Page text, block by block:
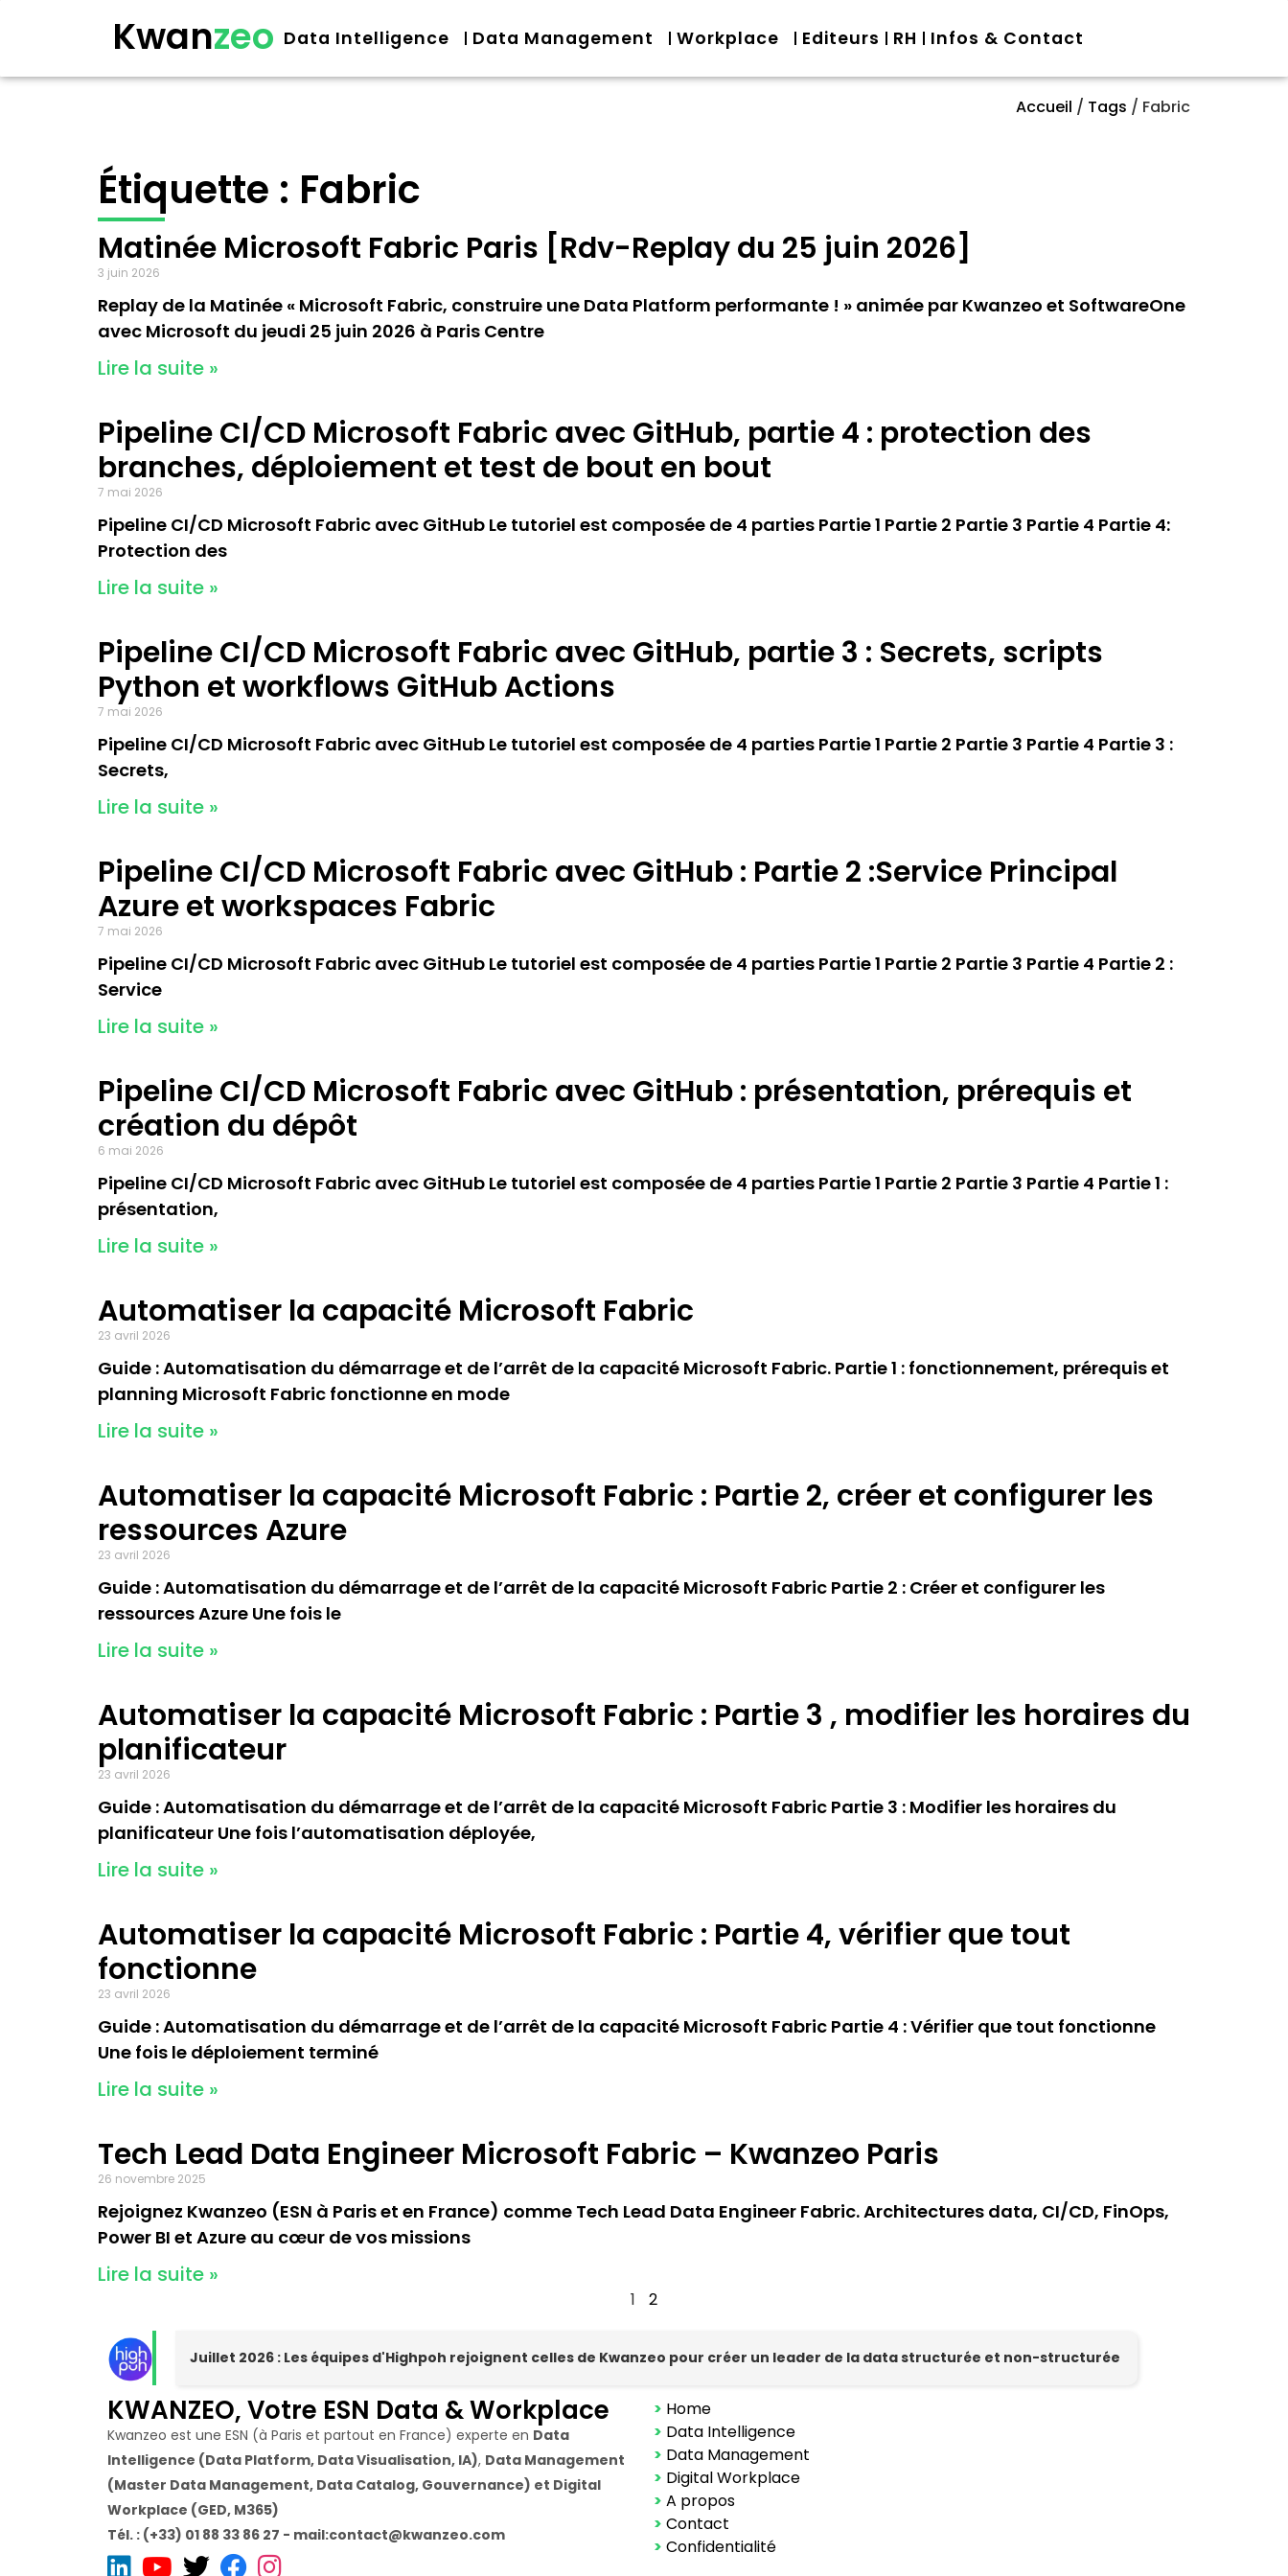
Kwanzeo Data Intelligence Data Management Workplace Editeurs RH Infos & Contact
Accueil / Tags / Fabric
Étiquette : Fabric
Matinée Microsoft Fabric Paris [Rdv-Replay du 25 juin 2026]
3 juin 2026
Replay de la Matinée « Microsoft Fabric, construire une Data Platform performante ! » animée par Kwanzeo et SoftwareOne
avec Microsoft du jeudi 25 juin 2026 à Paris Centre
Lire la suite »
Pipeline CI/CD Microsoft Fabric avec GitHub, partie 4 : protection des
branches, déploiement et test de bout en bout
7 mai 2026
Pipeline CI/CD Microsoft Fabric avec GitHub Le tutoriel est composée de 4 parties Partie 1 Partie 2 Partie 3 Partie 4 Partie 4:
Protection des
Lire la suite »
Pipeline CI/CD Microsoft Fabric avec GitHub, partie 3 : Secrets, scripts
Python et workflows GitHub Actions
7 mai 2026
Pipeline CI/CD Microsoft Fabric avec GitHub Le tutoriel est composée de 4 parties Partie 1 Partie 2 Partie 3 Partie 4 Partie 3 :
Secrets,
Lire la suite »
Pipeline CI/CD Microsoft Fabric avec GitHub : Partie 2 :Service Principal
Azure et workspaces Fabric
7 mai 2026
Pipeline CI/CD Microsoft Fabric avec GitHub Le tutoriel est composée de 4 parties Partie 1 Partie 2 Partie 3 Partie 4 Partie 2 :
Service
Lire la suite »
Pipeline CI/CD Microsoft Fabric avec GitHub : présentation, prérequis et
création du dépôt
6 mai 2026
Pipeline CI/CD Microsoft Fabric avec GitHub Le tutoriel est composée de 4 parties Partie 1 Partie 2 Partie 3 Partie 4 Partie 1 :
présentation,
Lire la suite »
Automatiser la capacité Microsoft Fabric
23 avril 2026
Guide : Automatisation du démarrage et de l’arrêt de la capacité Microsoft Fabric. Partie 1 : fonctionnement, prérequis et
planning Microsoft Fabric fonctionne en mode
Lire la suite »
Automatiser la capacité Microsoft Fabric : Partie 2, créer et configurer les
ressources Azure
23 avril 2026
Guide : Automatisation du démarrage et de l’arrêt de la capacité Microsoft Fabric Partie 2 : Créer et configurer les
ressources Azure Une fois le
Lire la suite »
Automatiser la capacité Microsoft Fabric : Partie 3 , modifier les horaires du
planificateur
23 avril 2026
Guide : Automatisation du démarrage et de l’arrêt de la capacité Microsoft Fabric Partie 3 : Modifier les horaires du
planificateur Une fois l’automatisation déployée,
Lire la suite »
Automatiser la capacité Microsoft Fabric : Partie 4, vérifier que tout
fonctionne
23 avril 2026
Guide : Automatisation du démarrage et de l’arrêt de la capacité Microsoft Fabric Partie 4 : Vérifier que tout fonctionne
Une fois le déploiement terminé
Lire la suite »
Tech Lead Data Engineer Microsoft Fabric – Kwanzeo Paris
26 novembre 2025
Rejoignez Kwanzeo (ESN à Paris et en France) comme Tech Lead Data Engineer Fabric. Architectures data, CI/CD, FinOps,
Power BI et Azure au cœur de vos missions
Lire la suite »
1 2
Juillet 2026 : Les équipes d'Highpoh rejoignent celles de Kwanzeo pour créer un leader de la data structurée et non-structurée
KWANZEO, Votre ESN Data & Workplace
Kwanzeo est une ESN (à Paris et partout en France) experte en Data
Intelligence (Data Platform, Data Visualisation, IA), Data Management
(Master Data Management, Data Catalog, Gouvernance) et Digital
Workplace (GED, M365)
Tél. : (+33) 01 88 33 86 27 - mail:contact@kwanzeo.com
> Home
> Data Intelligence
> Data Management
> Digital Workplace
> A propos
> Contact
> Confidentialité